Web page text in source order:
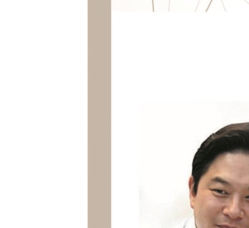
대한민국의 기술 혁신 현황
녹색 경제와 환경 친화 전략
3. 사회적 포용성 확대
다양성 인정과 포용적 사회 구축
노동 시장의 포용성 확대
사회적 약자 보호와 지원 방안